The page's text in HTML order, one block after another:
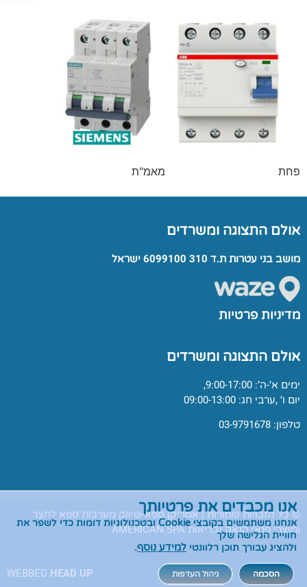
פחת מאמ"ת
אולם התצוגה ומשרדים
מושב בני עטרות ת.ד 310 6099100 ישראל
מדיניות פרטיות
אולם התצוגה ומשרדים
ימים א’-ה’: 9:00-17:00,
יום ו’ ,ערבי חג: 09:00-13:00
טלפון: 03-9791678
© כל הזכויות שמורות | אמריקן ספא-שיווק מערכות ספא לחצר
ומוצרי פנאי הנאה ובריאות AMERICAN SPA
WEBBED HEAD UP
אנו מכבדים את פרטיותך
אנחנו משתמשים בקובצי Cookieובטכנולוגיות דומות כדי לשפר את
חוויית הגלישה שלך
ולהציג עבורך תוכן רלוונטי למידע נוסף.
הסכמה ניהול העדפות